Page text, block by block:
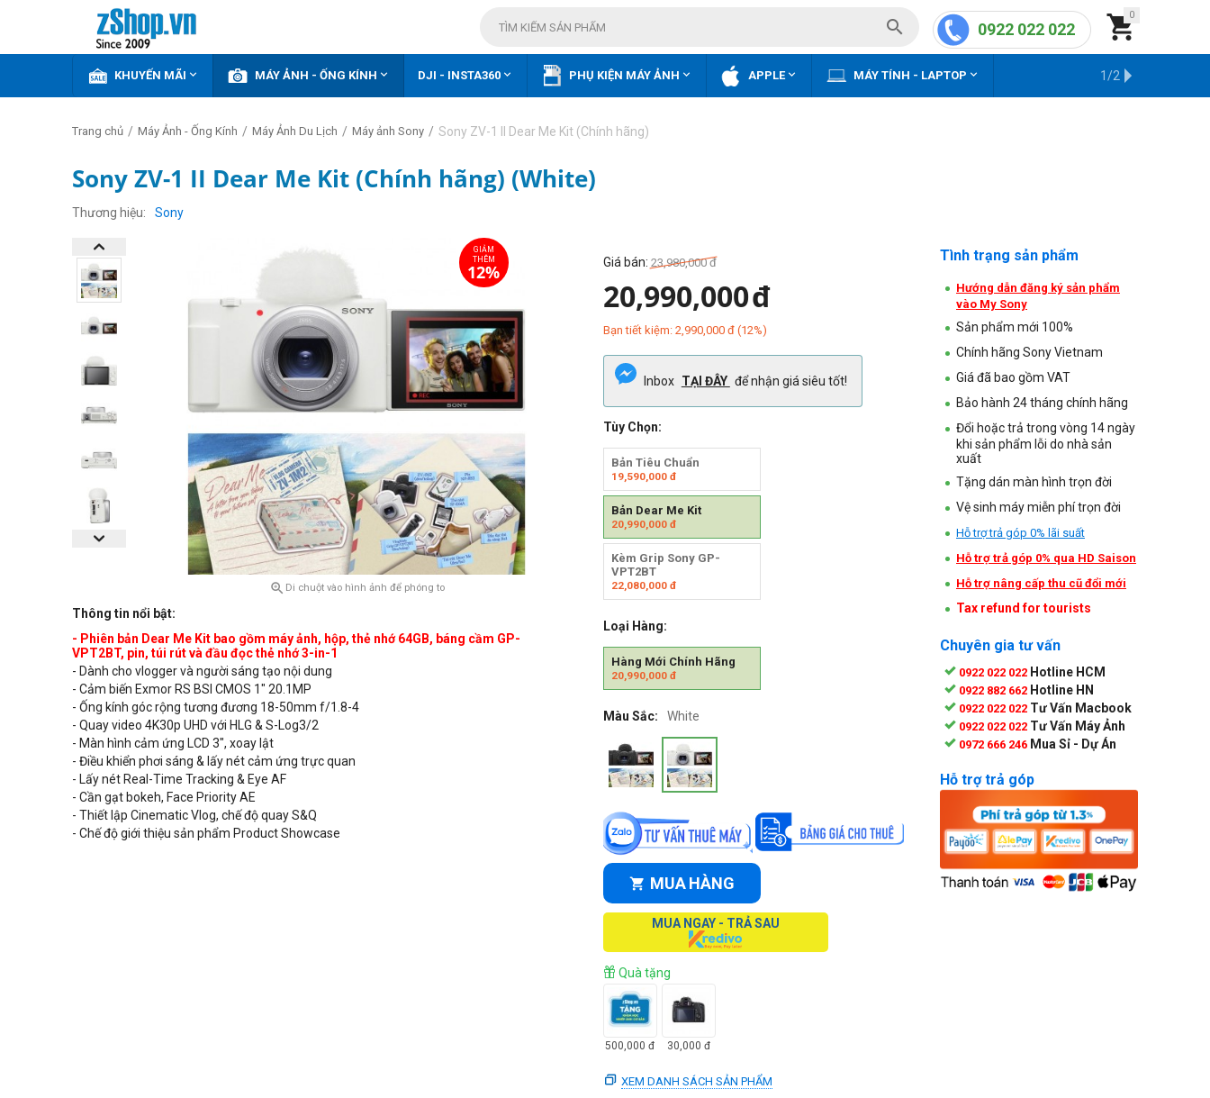
0

0922 022 022

KHUYẾN MÃI  MÁY ẢNH - ỐNG KÍNH  DJI - INSTA360  PHỤ KIỆN MÁY ẢNH  APPLE MÁY TÍNH - LAPTOP  KHO HÀNG CŨ
1/2
Trang chủ / Máy Ảnh - Ống Kính / Máy Ảnh Du Lịch / Máy ảnh Sony / Sony ZV-1 II Dear Me Kit (Chính hãng)
Sony ZV-1 II Dear Me Kit (Chính hãng) (White)
Thương hiệu Sony
 Di chuột vào hình ảnh để phóng to
Thông tin nổi bật:
- Phiên bản Dear Me Kit bao gồm máy ảnh, hộp, thẻ nhớ 64GB, báng cầm GP-
VPT2BT, pin, túi rút và đầu đọc thẻ nhớ 3-in-1
- Dành cho vlogger và người sáng tạo nội dung
- Cảm biến Exmor RS BSI CMOS 1" 20.1MP
- Ống kính góc rộng tương đương 18-50mm f/1.8-4
- Quay video 4K30p UHD với HLG & S-Log3/2
- Màn hình cảm ứng LCD 3", xoay lật
- Điều khiển phơi sáng & lấy nét cảm ứng trực quan
- Lấy nét Real-Time Tracking & Eye AF
- Cần gạt bokeh, Face Priority AE
- Thiết lập Cinematic Vlog, chế độ quay S&Q
- Chế độ giới thiệu sản phẩm Product Showcase
Giá bán: 23,980,000 đ
20,990,000đ
Bạn tiết kiệm: 2,990,000đ(12%)
Inbox TẠI ĐÂY để nhận giá siêu tốt!
Tùy Chọn:
Bản Tiêu Chuẩn
19,590,000đ
Bản Dear Me Kit
20,990,000đ
Kèm Grip Sony GP-
VPT2BT
22,080,000đ
Loại Hàng:
Hàng Mới Chính Hãng
20,990,000đ
Màu Sắc: White
MUA HÀNG
MUA NGAY - TRẢ SAU
Quà tặng
500,000 đ 30,000 đ
XEM DANH SÁCH SẢN PHẨM
Tình trạng sản phẩm
Hướng dẫn đăng ký sản phẩm
vào My Sony
Sản phẩm mới 100%
Chính hãng Sony Vietnam
Giá đã bao gồm VAT
Bảo hành 24 tháng chính hãng
Đổi hoặc trả trong vòng 14 ngày
khi sản phẩm lỗi do nhà sản
xuất
Tặng dán màn hình trọn đời
Vệ sinh máy miễn phí trọn đời
Hỗ trợ trả góp 0% lãi suất
Hỗ trợ trả góp 0% qua HD Saison
Hỗ trợ nâng cấp thu cũ đổi mới
Tax refund for tourists
Chuyên gia tư vấn
0922 022 022 Hotline HCM
0922 882 662 Hotline HN
0922 022 022 Tư Vấn Macbook
0922 022 022 Tư Vấn Máy Ảnh
0972 666 246 Mua Sỉ - Dự Án
Hỗ trợ trả góp